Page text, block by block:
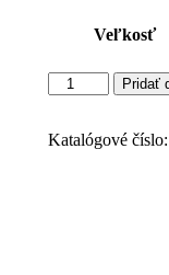
Veľkosť
množstvo
IMPERIAL
satin
Pridať
Katalógové číslo: